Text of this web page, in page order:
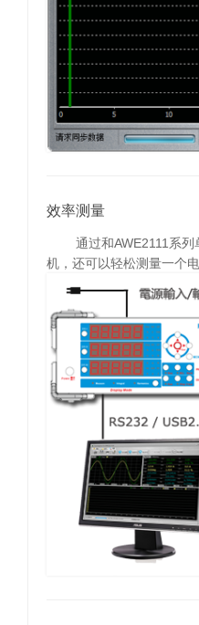
效率测量
通过和AWE2111系列单
机，还可以轻松测量一个